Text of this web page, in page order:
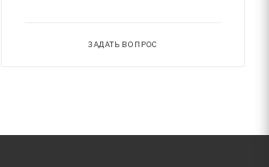
ЗАДАТЬ ВОПРОС